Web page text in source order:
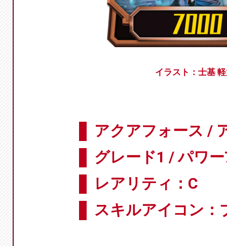
イラスト：士基
アクアフォース /
グレード1 / パワ
レアリティ：C
スキルアイコン：